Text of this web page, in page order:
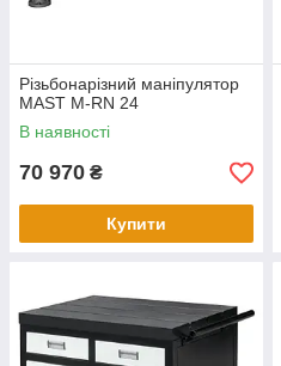
Різьбонарізний маніпулятор
MAST M-RN 24
В наявності
70 970 ₴
Купити